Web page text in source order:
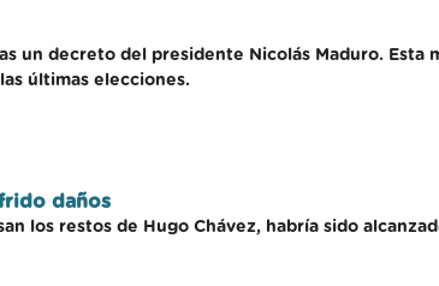
un decreto del presidente Nicolás Maduro. Esta
últimas elecciones.
daños
los restos de Hugo Chávez, habría sido